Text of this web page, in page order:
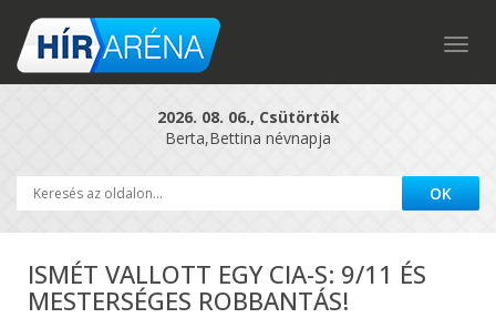
2026. 08. 06., Csütörtök
Berta,Bettina névnapja
ISMÉT VALLOTT EGY CIA-S: 9/11 ÉS
MESTERSÉGES ROBBANTÁS!